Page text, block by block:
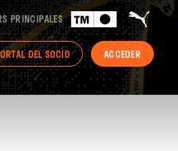
PRINCIPALES
DEL SOCIO ACCEDER